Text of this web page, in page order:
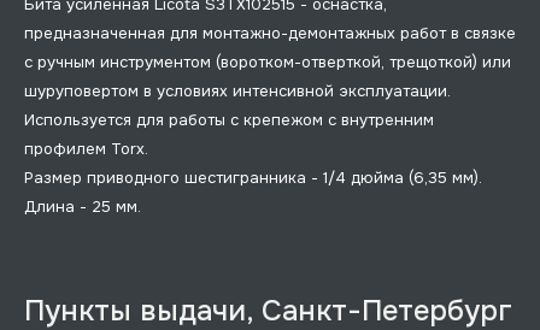
предназначенная для монтажно-демонтажных работ в связке
с ручным инструментом (воротком-отверткой, трещоткой) или
шуруповертом в условиях интенсивной эксплуатации.
Используется для работы с крепежом с внутренним
профилем Torx.
Размер приводного шестигранника - 1/4 дюйма (6,35 мм).
Длина - 25 мм.
Пункты выдачи, Санкт-Петербург